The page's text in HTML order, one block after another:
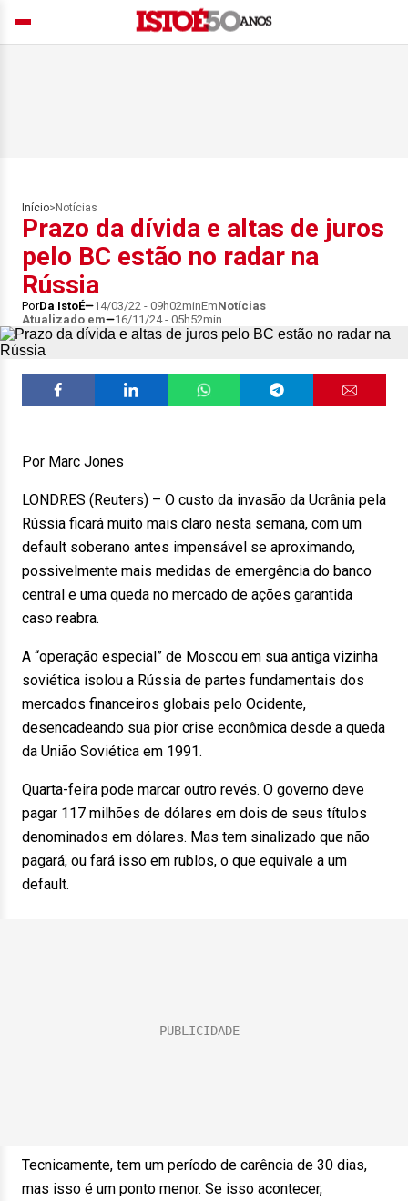
Início> Notícias
Prazo da dívida e altas de juros
pelo BC estão no radar na
Rússia
PorDa IstoÉ 14/03/22 - 09h02minEmNotícias
Atualizado em
16/11/24 - 05h52min
Por Marc Jones
LONDRES (Reuters) – O custo da invasão da Ucrânia pela
Rússia ficará muito mais claro nesta semana, com um
default soberano antes impensável se aproximando,
possivelmente mais medidas de emergência do banco
central ​​e uma queda no mercado de ações garantida
caso reabra.
A “operação especial” de Moscou em sua antiga vizinha
soviética isolou a Rússia de partes fundamentais dos
mercados financeiros globais pelo Ocidente,
desencadeando sua pior crise econômica desde a queda
da União Soviética em 1991.
Quarta-feira pode marcar outro revés. O governo deve
pagar 117 milhões de dólares em dois de seus títulos
denominados em dólares. Mas tem sinalizado que não
pagará, ou fará isso em rublos, o que equivale a um
default.
Tecnicamente, tem um período de carência de 30 dias,
mas isso é um ponto menor. Se isso acontecer,